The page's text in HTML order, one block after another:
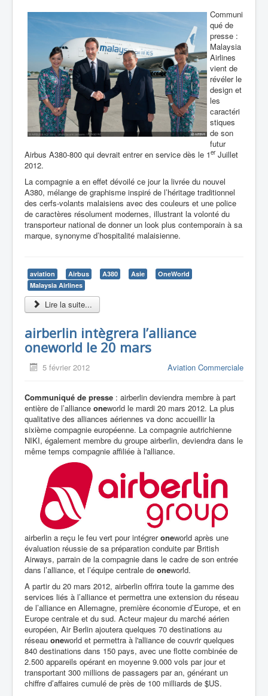
Communi
qué de
presse :
Malaysia
Airlines
vient de
révéler le
design et
les
caractéri
stiques
de son
futur
Airbus A380-800 qui devrait entrer en service dès le 1er Juillet
2012.
La compagnie a en effet dévoilé ce jour la livrée du nouvel
A380, mélange de graphisme inspiré de l’héritage traditionnel
des cerfs-volants malaisiens avec des couleurs et une police
de caractères résolument modernes, illustrant la volonté du
transporteur national de donner un look plus contemporain à sa
marque, synonyme d’hospitalité malaisienne.
aviation Airbus A380 Asie
OneWorld
Malaysia Airlines
Lire la suite...
airberlin intègrera l’alliance
oneworld le 20 mars
5 février 2012 Aviation Commerciale
Communiqué de presse : airberlin deviendra membre à part
entière de l’alliance oneworld le mardi 20 mars 2012. La plus
qualitative des alliances aériennes va donc accueillir la
sixième compagnie européenne. La compagnie autrichienne
NIKI, également membre du groupe airberlin, deviendra dans le
même temps compagnie affiliée à l'alliance.
airberlin a reçu le feu vert pour intégreroneworld après une
évaluation réussie de sa préparation conduite par British
Airways, parrain de la compagnie dans le cadre de son entrée
dans l’alliance, et l’équipe centrale de oneworld.
A partir du 20 mars 2012, airberlin offrira toute la gamme des
services liés à l’alliance et permettra une extension du réseau
de l’alliance en Allemagne, première économie d’Europe, et en
Europe centrale et du sud. Acteur majeur du marché aérien
européen, Air Berlin ajoutera quelques 70 destinations au
réseau oneworld et permettra à l'alliance de couvrir quelques
840 destinations dans 150 pays, avec une flotte combinée de
2.500 appareils opérant en moyenne 9.000 vols par jour et
transportant 300 millions de passagers par an, générant un
chiffre d’affaires cumulé de près de 100 milliards de $US.